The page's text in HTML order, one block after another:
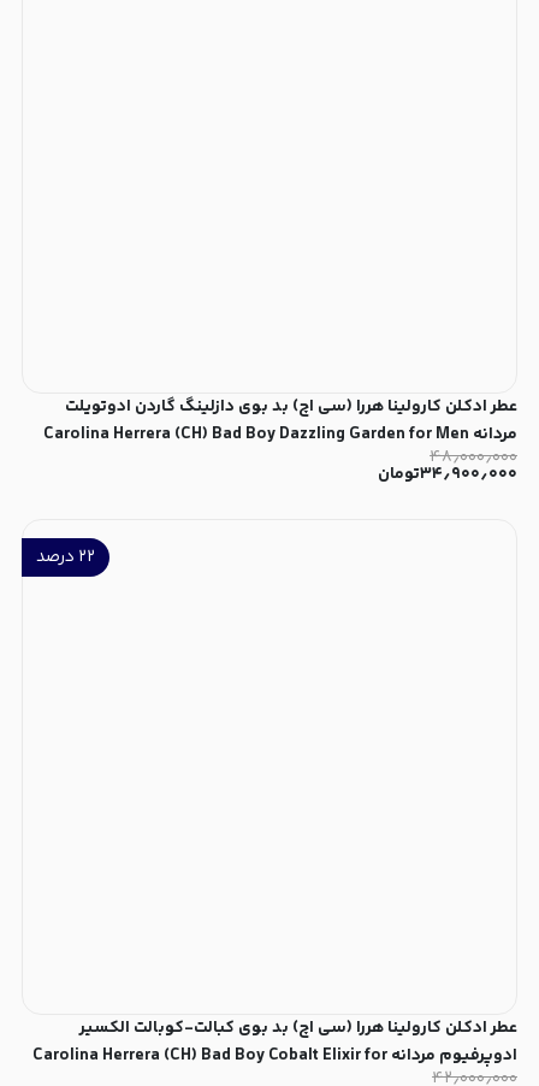
عطر ادکلن کارولینا هررا (سی اچ) بد بوی دازلینگ گاردن ادوتویلت
مردانه Carolina Herrera (CH) Bad Boy Dazzling Garden for Men
EDT
۴۸٫۰۰۰٫۰۰۰
۳۴٫۹۰۰٫۰۰۰تومان
۲۲ درصد
عطر ادکلن کارولینا هررا (سی اچ) بد بوی کبالت-کوبالت الکسیر
ادوپرفیوم مردانه Carolina Herrera (CH) Bad Boy Cobalt Elixir for
۴۲٫۰۰۰٫۰۰۰